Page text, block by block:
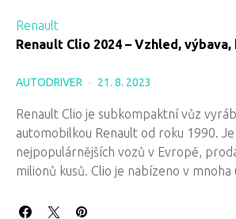
Renault
Renault Clio 2024 – Vzhled,
AUTODRIVER 21. 8. 2023
Renault Clio je subkompaktní vůz
automobilkou Renault od roku 1990.
nejpopulárnějších vozů v Evropě,
milionů kusů. Clio je nabízeno v